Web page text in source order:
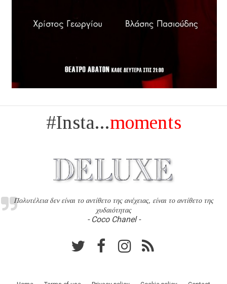
#Insta...moments
Πολυτέλεια δεν είναι το αντίθετο της ανέχειας, είναι το αντίθετο της
χυδαιότητας
- Coco Chanel -